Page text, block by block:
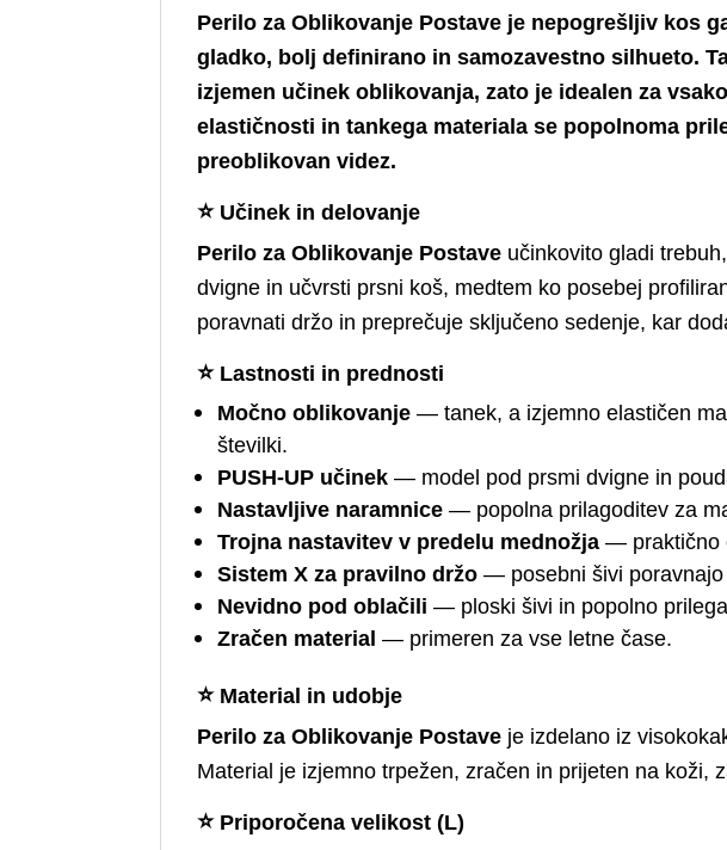
Perilo za Oblikovanje Postave je nepogrešljiv kos
gladko, bolj definirano in samozavestno silhueto.
izjemen učinek oblikovanja, zato je idealen za
elastičnosti in tankega materiala se popolnoma
preoblikovan videz.
⭐ Učinek in delovanje
Perilo za Oblikovanje Postave učinkovito gladi
dvigne in učvrsti prsni koš, medtem ko posebej
poravnati držo in preprečuje sključeno sedenje, kar
⭐ Lastnosti in prednosti
Močno oblikovanje — tanek, a izjemno elastičen
številki.
PUSH-UP učinek — model pod prsmi dvigne in
Nastavljive naramnice — popolna prilagoditev za
Trojna nastavitev v predelu mednožja — praktično
Sistem X za pravilno držo — posebni šivi
Nevidno pod oblačili — ploski šivi in popolno
Zračen material — primeren za vse letne čase.
⭐ Material in udobje
Perilo za Oblikovanje Postave je izdelano iz
Material je izjemno trpežen, zračen in prijeten na koži,
⭐ Priporočena velikost (L)